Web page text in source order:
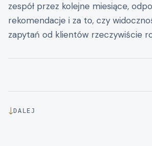
zespół przez kolejne miesiące,
rekomendacje i za to, czy
zapytań od klientów rzeczywiście
↓ DALEJ